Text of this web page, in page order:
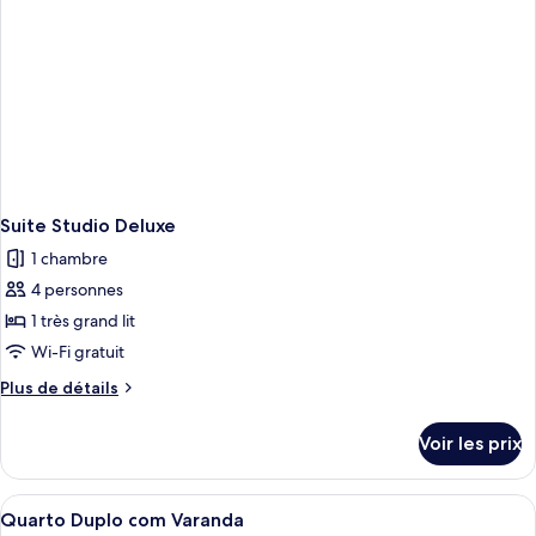
Suite Studio Deluxe
1 chambre
4 personnes
1 très grand lit
Wi-Fi gratuit
Plus de détails
Plus
le
type
de
Voir les prix
Afficher
Une chambre d’hôtel avec un
2
Quarto Duplo com Varanda